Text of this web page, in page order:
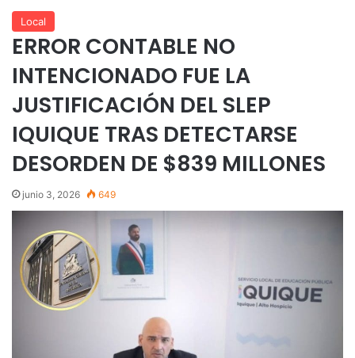
Local
ERROR CONTABLE NO
INTENCIONADO FUE LA
JUSTIFICACIÓN DEL SLEP
IQUIQUE TRAS DETECTARSE
DESORDEN DE $839 MILLONES
junio 3, 2026 649